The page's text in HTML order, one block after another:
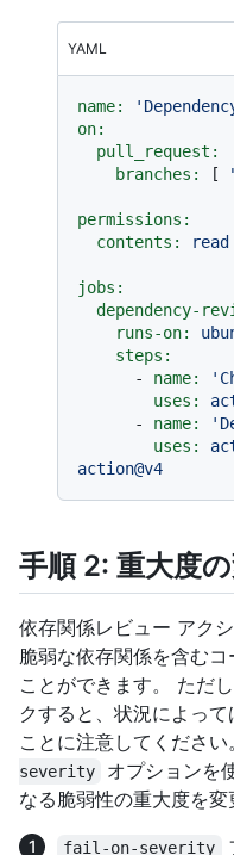
YAML
name:
on:
pull_request:
branches:
[
permissions:
contents:
read
jobs:
dependency-
runs-on:
steps:
-
name:
uses:
-
name:
uses:
action@v4
手順 2: 重大度
依存関係レビュー アク
脆弱な依存関係を含む
ことができます。 ただ
クすると、状況によっ
ことに注意してください
severity
オプションを
なる脆弱性の重大度を変
fail-on-severity